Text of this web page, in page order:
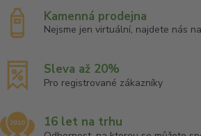
Kamenná prodejna
Nejsme jen virtuální, najdete nás
Sleva až 20%
Pro registrované zákazníky
16 let na trhu